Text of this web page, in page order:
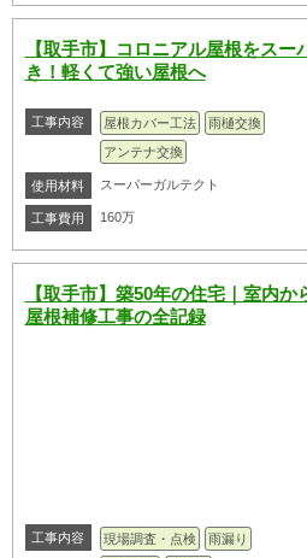
【取手市】コロニアル屋根をス
き！軽くて強い屋根へ
工事内容 屋根カバー工法
雨樋交換
アンテナ交換
使用材料 スーパーガルテクト
工事費用 160万
【取手市】築50年の住宅｜室内
屋根補修工事の全記録
工事内容 現場調査・点検
雨漏り